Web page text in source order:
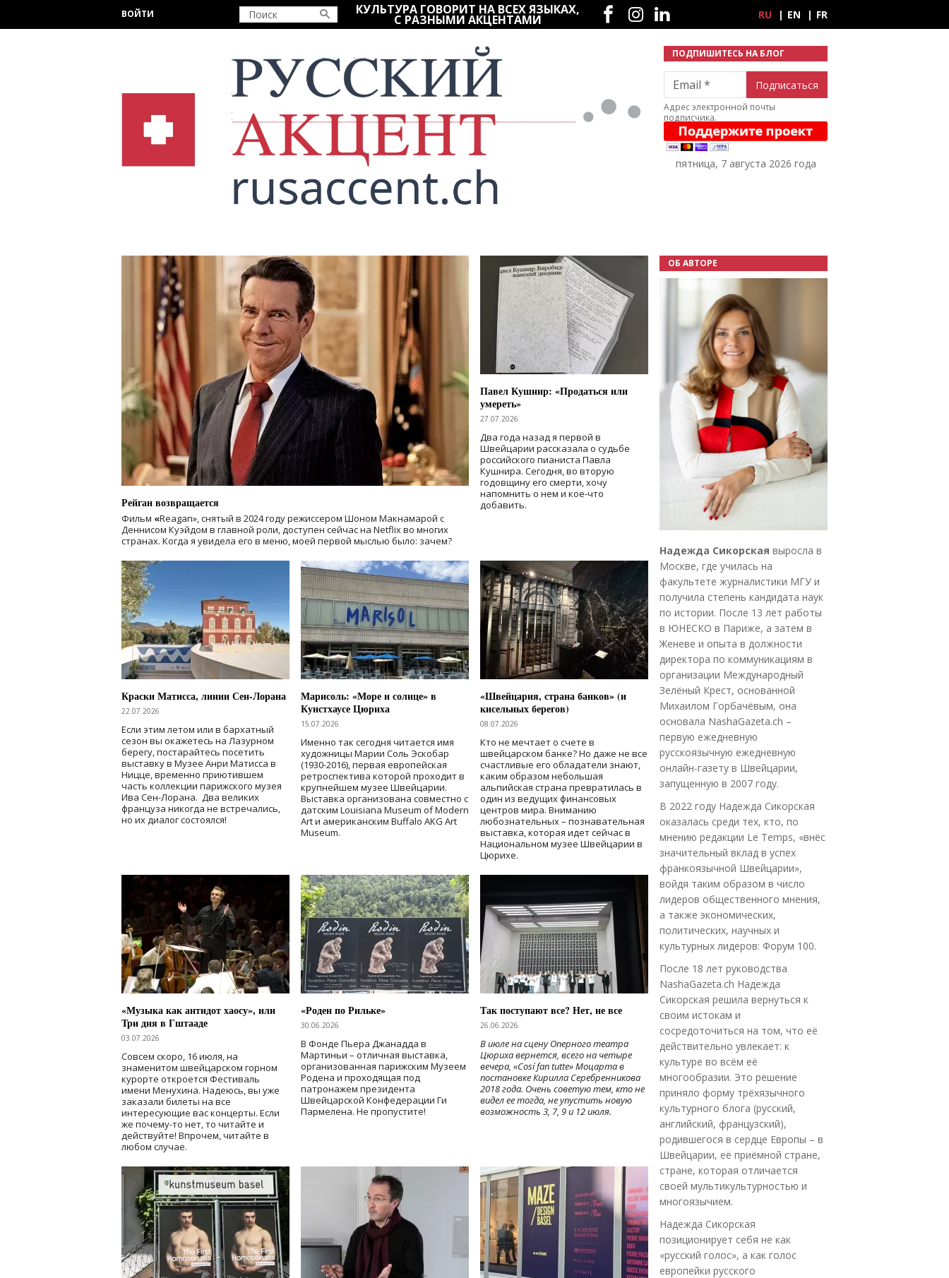
ВОЙТИ КУЛЬТУРА ГОВОРИТ НА ВСЕХ ЯЗЫКАХ,
С РАЗНЫМИ АКЦЕНТАМИ
Социальные сети
RU EN FR
ПОДПИШИТЕСЬ НА БЛОГ
Email
Адрес электронной почты
подписчика.
пятница, 7 августа 2026 года
Рейган возвращается
Фильм «Reagan», снятый в 2024 годурежиссером Шоном Макнамарой с
Деннисом Куэйдом в главной роли, доступен сейчас на Netflix во многих
странах. Когда я увидела его в меню, моей первой мыслью было: зачем?
Павел Кушнир: «Продаться или
умереть»
27.07.2026
Два года назад я первой в
Швейцарии рассказала о судьбе
российского пианиста Павла
Кушнира. Сегодня, во вторую
годовщину его смерти, хочу
напомнить о нем и кое-что
добавить.
Краски Матисса, линии Сен-Лорана
22.07.2026
Если этим летом или в бархатный
сезон вы окажетесь на Лазурном
берегу, постарайтесь посетить
выставку в Музее Анри Матисса в
Ницце, временно приютившем
часть коллекции парижского музея
Ива Сен-Лорана. Два великих
француза никогда не встречались,
но их диалог состоялся!
Марисоль: «Море и солнце» в
Кунстхаусе Цюриха
15.07.2026
Именно так сегодня читается имя
художницы Марии Соль Эскобар
(1930-2016), первая европейская
ретроспектива которой проходит в
крупнейшем музее Швейцарии.
Выставка организована совместно с
датским Louisiana Museum of Modern
Art и американским Buffalo AKG Art
Museum.
«Швейцария, страна банков» (и
кисельных берегов)
08.07.2026
Кто не мечтает о счете в
швейцарском банке? Но даже не все
счастливые его обладатели знают,
каким образом небольшая
альпийская страна превратилась в
один из ведущих финансовых
центров мира. Вниманию
любознательных – познавательная
выставка, которая идет сейчас в
Национальном музее Швейцарии в
Цюрихе.
«Музыка как антидот хаосу», или
Три дня в Гштааде
03.07.2026
Совсем скоро, 16 июля, на
знаменитом швейцарском горном
курорте откроется Фестиваль
имени Менухина. Надеюсь, вы уже
заказали билеты на все
интересующие вас концерты. Если
же почему-то нет, то читайте и
действуйте! Впрочем, читайте в
любом случае.
«Роден по Рильке»
30.06.2026
В Фонде Пьера Джанадда в
Мартиньи – отличная выставка,
организованная парижским Музеем
Родена и проходящая под
патронажем президента
Швейцарской Конфедерации Ги
Пармелена. Не пропустите!
Так поступают все? Нет, не все
26.06.2026
В июле на сцену Оперного театра
Цюриха вернется, всего на четыре
вечера, «Cosí fan tutte» Моцарта в
постановке Кирилла Серебренникова
2018 года. Очень советую тем, кто не
видел ее тогда, не упустить новую
возможность 3, 7, 9 и 12 июля.
ОБ АВТОРЕ
Надежда Сикорская выросла в
Москве, где училась на
факультете журналистики МГУ и
получила степень кандидата наук
по истории. После 13 лет работы
в ЮНЕСКО в Париже, а затем в
Женеве и опыта в должности
директора по коммуникациям в
организации Международный
Зелёный Крест, основанной
Михаилом Горбачёвым, она
основала NashaGazeta.ch –
первую ежедневную
русскоязычную ежедневную
онлайн-газету в Швейцарии,
запущенную в 2007 году.
В 2022 году Надежда Сикорская
оказалась среди тех, кто, по
мнению редакции Le Temps, «внёс
значительный вклад в успех
франкоязычной Швейцарии»,
войдя таким образом в число
лидеров общественного мнения,
а также экономических,
политических, научных и
культурных лидеров: Форум 100.
После 18 лет руководства
NashaGazeta.ch Надежда
Сикорская решила вернуться к
своим истокам и
сосредоточиться на том, что её
действительно увлекает: к
культуре во всём её
многообразии. Это решение
приняло форму трёхязычного
культурного блога (русский,
английский, французский),
родившегося в сердце Европы – в
Швейцарии, её приёмной стране,
стране, которая отличается
своей мультикультурностью и
многоязычием.
Надежда Сикорская
позиционирует себя не как
«русский голос», а как голос
европейки русского